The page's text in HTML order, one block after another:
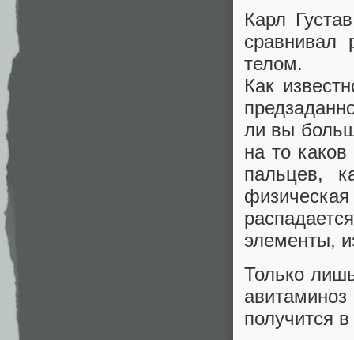
Карл
сравнивал
телом.
Как
ли вы
на то
пальцев,
элементы,
Только
получится